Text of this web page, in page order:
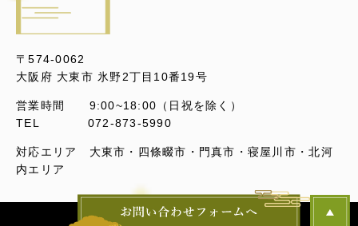
〒574-0062
大阪府 大東市 氷野2丁目10番19号
営業時間 9:00~18:00（日祝を除く）
TEL 072-873-5990
対応エリア 大東市・四條畷市・門真市・寝屋川市・北河
内エリア
© Copyright - うえむら畳店